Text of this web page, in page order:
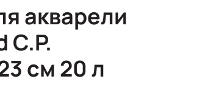
акварели
см 20 л